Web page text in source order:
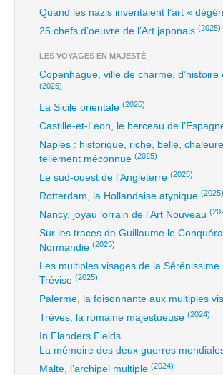
Quand les nazis inventaient l’art «
25 chefs d’oeuvre de l’Art japonais (2025)
LES VOYAGES EN MAJESTÉ
Copenhague, ville de charme, d’histoire
(2026)
La Sicile orientale (2026)
Castille-et-Leon, le berceau de
Naples : historique, riche, belle,
tellement méconnue (2025)
Le sud-ouest de l'Angleterre (2025)
Rotterdam, la Hollandaise atypique (2025)
Nancy, joyau lorrain de l’Art Nouveau
Sur les traces de Guillaume le
Normandie (2025)
Les multiples visages de la Sérénissime
Trévise (2025)
Palerme, la foisonnante aux multiples
Trèves, la romaine majestueuse (2024)
In Flanders Fields
La mémoire des deux guerres
Malte, l’archipel multiple (2024)